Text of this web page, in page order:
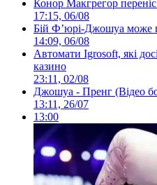
Конор Макгрегор переніс
17:15, 06/08
Бій Ф’юрі-Джошуа може
14:09, 06/08
Автомати Igrosoft, які
казино
23:11, 02/08
Джошуа - Пренг (Відео
13:11, 26/07
13:00